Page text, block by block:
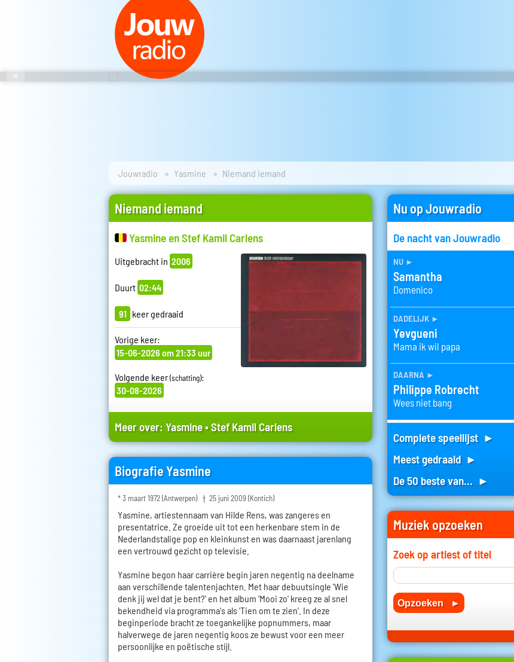
Jouwradio Yasmine Niemand iemand
Niemand iemand
Yasmine en Stef Kamil Carlens
Uitgebracht in 2006
Duurt 02:44
91 keer gedraaid
Vorige keer:
15-06-2026 om 21:33 uur
Volgende keer(schatting):
30-08-2026
Meer over:Yasmine•Stef Kamil Carlens
Biografie Yasmine
* 3 maart 1972 (Antwerpen) † 25 juni 2009 (Kontich)
Yasmine, artiestennaam van Hilde Rens, was zangeres en
presentatrice. Ze groeide uit tot een herkenbare stem in de
Nederlandstalige pop en kleinkunst en was daarnaast jarenlang
een vertrouwd gezicht op televisie.
Yasmine begon haar carrière begin jaren negentig na deelname
aan verschillende talentenjachten. Met haar debuutsingle 'Wie
denk jij wel dat je bent?' en het album 'Mooi zo' kreeg ze al snel
bekendheid via programma's als 'Tien om te zien'. In deze
beginperiode bracht ze toegankelijke popnummers, maar
halverwege de jaren negentig koos ze bewust voor een meer
persoonlijke en poëtische stijl.
Nu op Jouwradio
De nacht van Jouwradio
nu ►
Samantha
Domenico
dadelijk ►
Yevgueni
Mama ik wil papa
daarna ►
Philippe Robrecht
Wees niet bang
Complete speellijst ►
Meest gedraaid ►
De 50 beste van... ►
Muziek opzoeken
Zoek op artiest of titel